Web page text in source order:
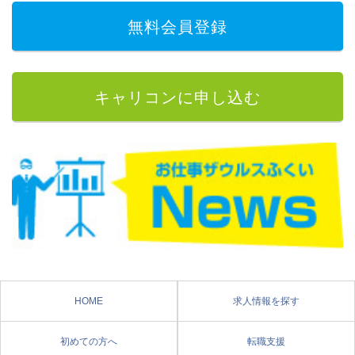
無料会員登録
キャリコンに申し込む
HOME 求人情報を探す
初めての方へ 転職支援